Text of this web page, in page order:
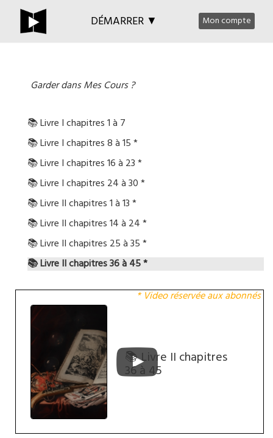
DÉMARRER ▼ Mon compte
Garder dans Mes Cours ?
📚 Livre I chapitres 1 à 7
📚 Livre I chapitres 8 à 15 *
📚 Livre I chapitres 16 à 23 *
📚 Livre I chapitres 24 à 30 *
📚 Livre II chapitres 1 à 13 *
📚 Livre II chapitres 14 à 24 *
📚 Livre II chapitres 25 à 35 *
📚 Livre II chapitres 36 à 45 *
📚 Livre II chapitres
36 à 45
* Video réservée aux abonnés